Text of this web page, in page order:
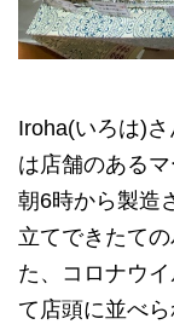
Iroha(いろは)
は店舗のある
朝6時から製造
立てできたて
た、コロナウ
て店頭に並べら